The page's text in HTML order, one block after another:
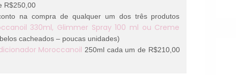
R$250,00
na compra de qualquer um dos três produtos
330ml, Glimmer Spray 100 ml ou Creme
cacheados – poucas unidades)
Moroccanoil 250ml cada um de R$210,00